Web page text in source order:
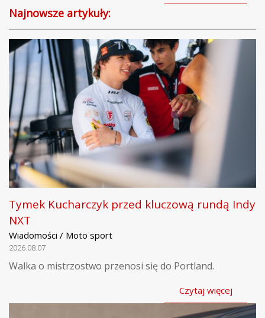
Najnowsze artykuły:
Tymek Kucharczyk przed kluczową rundą Indy
NXT
Wiadomości / Moto sport
2026.08.07
Walka o mistrzostwo przenosi się do Portland.
Czytaj więcej